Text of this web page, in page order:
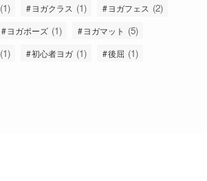
(1) ヨガクラス (1) ヨガフェス (2)
ヨガポーズ (1) ヨガマット (5)
(1) 初心者ヨガ (1) 後屈 (1)